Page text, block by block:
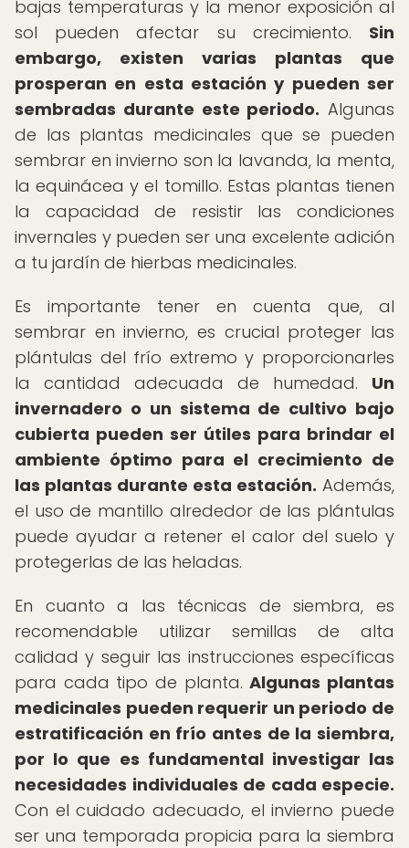
bajas temperaturas y la menor exposición al
sol pueden afectar su crecimiento. Sin
embargo, existen varias plantas que
prosperan en esta estación y pueden ser
sembradas durante este periodo. Algunas
de las plantas medicinales que se pueden
sembrar en invierno son la lavanda, la menta,
la equinácea y el tomillo. Estas plantas tienen
la capacidad de resistir las condiciones
invernales y pueden ser una excelente adición
a tu jardín de hierbas medicinales.
Es importante tener en cuenta que, al
sembrar en invierno, es crucial proteger las
plántulas del frío extremo y proporcionarles
la cantidad adecuada de humedad. Un
invernadero o un sistema de cultivo bajo
cubierta pueden ser útiles para brindar el
ambiente óptimo para el crecimiento de
las plantas durante esta estación. Además,
el uso de mantillo alrededor de las plántulas
puede ayudar a retener el calor del suelo y
protegerlas de las heladas.
En cuanto a las técnicas de siembra, es
recomendable utilizar semillas de alta
calidad y seguir las instrucciones específicas
para cada tipo de planta.Algunas plantas
medicinales pueden requerir un periodo de
estratificación en frío antes de la siembra,
por lo que es fundamental investigar las
necesidades individuales de cada especie.
Con el cuidado adecuado, el invierno puede
ser una temporada propicia para la siembra